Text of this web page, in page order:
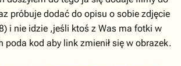
próbuje dodać do opisu o sobie zdjęcie
i nie idzie ,jeśli ktoś z Was ma fotki w
poda kod aby link zmienił się w obrazek.